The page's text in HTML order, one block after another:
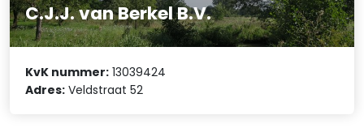
C.J.J. van Berkel B.V.
KvK nummer: 13039424
Adres: Veldstraat 52